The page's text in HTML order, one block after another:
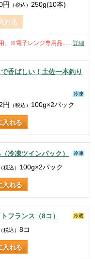
円 （税込） 250g(10本)
れる
。※電子レンジ専用品...…詳細
香ばしい！土佐一本釣り
冷凍
円 （税込） 100g×2パック
入れる
冷凍ツインパック） 冷凍
（税込） 100g×2パック
入れる
フランス（8コ） 冷蔵
（税込） 8コ
入れる